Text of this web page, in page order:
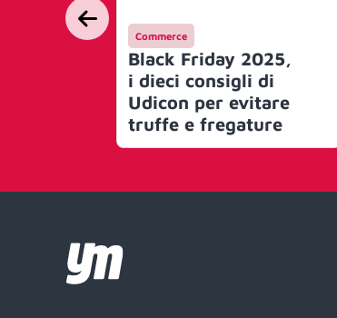
Commerce
Black Friday 2025,
i dieci consigli di
Udicon per evitare
truffe e fregature